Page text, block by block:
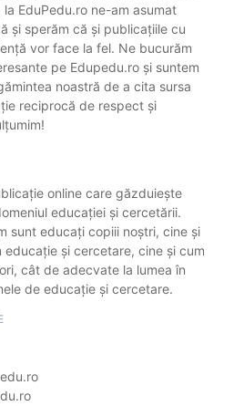
EduPedu.ro ne-am asumat
și sperăm că și publicațiile cu
vor face la fel. Ne bucurăm
pe Edupedu.ro și suntem
noastră de a cita sursa
reciprocă de respect și
online care găzduiește
educației și cercetării.
sunt educați copiii noștri, cine și
și cercetare, cine și cum
cât de adecvate la lumea în
de educație și cercetare.